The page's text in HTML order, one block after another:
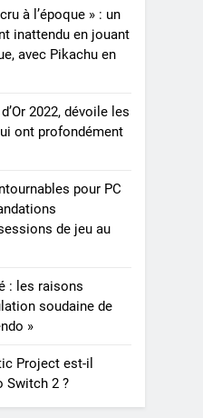
à l’époque » : un
inattendu en jouant
avec Pikachu en
2022, dévoile les
ont profondément
pour PC
de jeu au
: les raisons
soudaine de
»
Project est-il
Switch 2 ?